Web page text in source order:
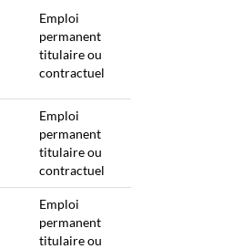
Emploi
permanent
titulaire ou
contractuel
Emploi
permanent
titulaire ou
contractuel
Emploi
permanent
titulaire ou